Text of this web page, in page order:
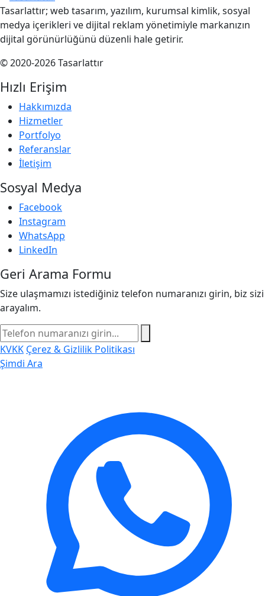
Tasarlattır; web tasarım, yazılım, kurumsal kimlik, sosyal
medya içerikleri ve dijital reklam yönetimiyle markanızın
dijital görünürlüğünü düzenli hale getirir.
© 2020-2026 Tasarlattır
Hızlı Erişim
Hakkımızda
Hizmetler
Portfolyo
Referanslar
İletişim
Sosyal Medya
Facebook
Instagram
WhatsApp
LinkedIn
Geri Arama Formu
Size ulaşmamızı istediğiniz telefon numaranızı girin, biz sizi
arayalım.
KVKK Çerez & Gizlilik Politikası
Şimdi Ara